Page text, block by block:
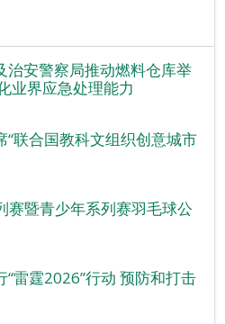
治安警察局推动燃料仓库举
业界应急处理能力
联合国教科文组织创意城市
赛暨青少年系列赛羽毛球公
雷霆2026”行动 预防和打击